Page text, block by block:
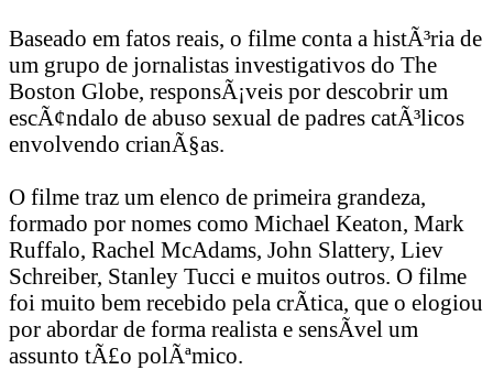
Baseado em fatos reais, o filme conta a histÃ³ria de
um grupo de jornalistas investigativos do The
Boston Globe, responsÃ¡veis por descobrir um
escÃ¢ndalo de abuso sexual de padres catÃ³licos
envolvendo crianÃ§as.
O filme traz um elenco de primeira grandeza,
formado por nomes como Michael Keaton, Mark
Ruffalo, Rachel McAdams, John Slattery, Liev
Schreiber, Stanley Tucci e muitos outros. O filme
foi muito bem recebido pela crÃ­tica, que o elogiou
por abordar de forma realista e sensÃ­vel um
assunto tÃ£o polÃªmico.